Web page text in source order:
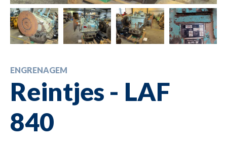
ENGRENAGEM
Reintjes - LAF
840